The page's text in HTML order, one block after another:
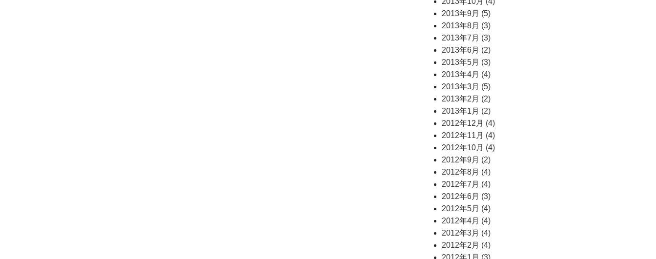
2013年9月 (5)
2013年8月 (3)
2013年7月 (3)
2013年6月 (2)
2013年5月 (3)
2013年4月 (4)
2013年3月 (5)
2013年2月 (2)
2013年1月 (2)
2012年12月 (4)
2012年11月 (4)
2012年10月 (4)
2012年9月 (2)
2012年8月 (4)
2012年7月 (4)
2012年6月 (3)
2012年5月 (4)
2012年4月 (4)
2012年3月 (4)
2012年2月 (4)
2012年1月 (3)